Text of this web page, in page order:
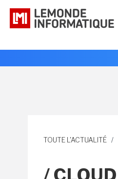
TOUTE L'ACTUALITÉ /